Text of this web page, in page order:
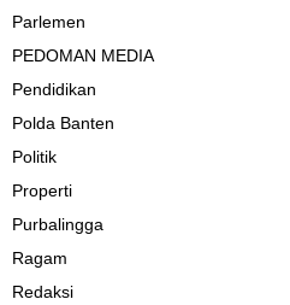
Parlemen
PEDOMAN MEDIA
Pendidikan
Polda Banten
Politik
Properti
Purbalingga
Ragam
Redaksi